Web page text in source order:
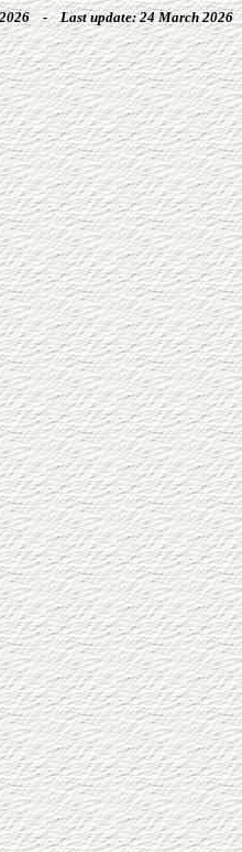
2026 - Last update: 24 March 2026